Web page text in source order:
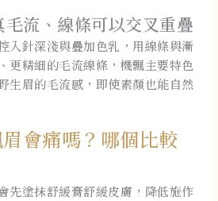
流、線條可以交叉重疊
入針深淺與疊加色乳，用線條與漸
更精細的毛流線條，機飄主要特色
生眉的毛流感，即使素顏也能自然
會痛嗎？哪個比較
先塗抹舒緩膏舒緩皮膚，降低施作